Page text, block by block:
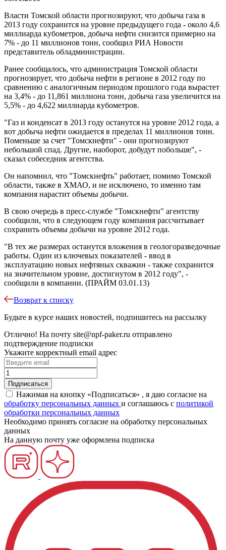
Власти Томской области прогнозируют, что добыча газа в
2013 году сохранится на уровне предыдущего года - около 4,6
миллиарда кубометров, добыча нефти снизится примерно на
7% - до 11 миллионов тонн, сообщил РИА Новости
представитель обладминистрации.
Ранее сообщалось, что администрация Томской области
прогнозирует, что добыча нефти в регионе в 2012 году по
сравнению с аналогичным периодом прошлого года вырастет
на 3,4% - до 11,861 миллиона тонн, добыча газа увеличится на
5,5% - до 4,622 миллиарда кубометров.
"Газ и конденсат в 2013 году останутся на уровне 2012 года, а
вот добыча нефти ожидается в пределах 11 миллионов тонн.
Поменьше за счет "Томскнефти" - они прогнозируют
небольшой спад. Другие, наоборот, добудут побольше", -
сказал собеседник агентства.
Он напомнил, что "Томскнефть" работает, помимо Томской
области, также в ХМАО, и не исключено, то именно там
компания нарастит объемы добычи.
В свою очередь в пресс-службе "Томскнефти" агентству
сообщили, что в следующем году компания рассчитывает
сохранить объемы добычи на уровне 2012 года.
"В тех же размерах останутся вложения в геологоразведочные
работы. Один из ключевых показателей - ввод в
эксплуатацию новых нефтяных скважин - также сохранится
на значительном уровне, достигнутом в 2012 году", -
сообщили в компании. (ПРАЙМ 03.01.13)
Возврат к списку
Будьте в курсе наших новостей, подпишитесь на рассылку
Отлично! На почту site@npf-paker.ru отправлено
подтверждение подписки
Укажите корректный email адрес
Нажимая на кнопку «Подписаться» , я даю согласие на
обработку персональных данных и соглашаюсь c политикой
обработки персональных данных
Необходимо принять согласие на обработку персональных
данных
На данную почту уже оформлена подписка